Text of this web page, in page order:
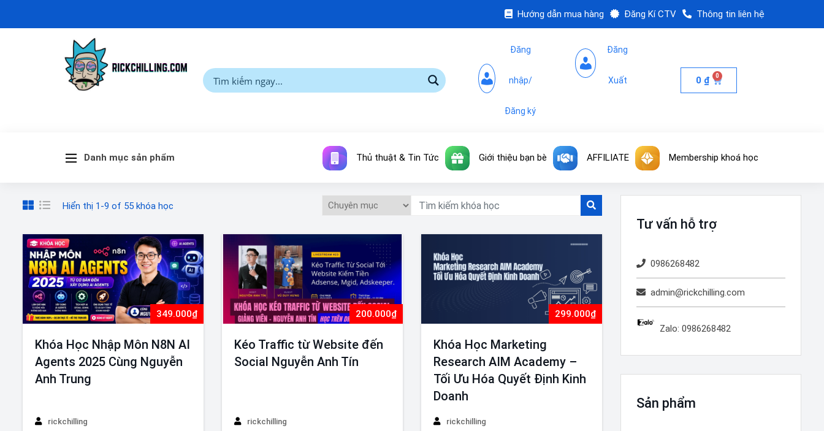
Hướng dẫn mua hàng Đăng Kí CTV Thông tin liên hệ
Đăng
nhập/
Đăng ký
Đăng
Xuất 0 ₫ 0
Danh mục sản phẩm Thủ thuật & Tin Tức Giới thiệu bạn bè AFFILIATE Membership khoá học
Hiển thị 1-9 of 55 khóa học
349.000₫
Khóa Học Nhập Môn N8N AI
Agents 2025 Cùng Nguyễn
Anh Trung
rickchilling
200.000₫
Kéo Traffic từ Website đến
Social Nguyễn Anh Tín
rickchilling
299.000₫
Khóa Học Marketing
Research AIM Academy –
Tối Ưu Hóa Quyết Định Kinh
Doanh
rickchilling
Tư vấn hỗ trợ
0986268482
admin@rickchilling.com
Zalo: 0986268482
Sản phẩm